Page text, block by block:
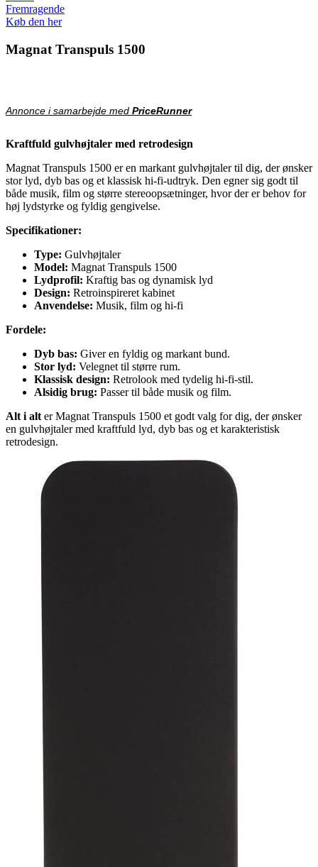
Fremragende
Køb den her
Magnat Transpuls 1500
Annonce i samarbejde med PriceRunner
Kraftfuld gulvhøjtaler med retrodesign
Magnat Transpuls 1500 er en markant gulvhøjtaler til dig, der ønsker
stor lyd, dyb bas og et klassisk hi-fi-udtryk. Den egner sig godt til
både musik, film og større stereoopsætninger, hvor der er behov for
høj lydstyrke og fyldig gengivelse.
Specifikationer:
Type: Gulvhøjtaler
Model: Magnat Transpuls 1500
Lydprofil: Kraftig bas og dynamisk lyd
Design: Retroinspireret kabinet
Anvendelse: Musik, film og hi-fi
Fordele:
Dyb bas: Giver en fyldig og markant bund.
Stor lyd: Velegnet til større rum.
Klassisk design: Retrolook med tydelig hi-fi-stil.
Alsidig brug: Passer til både musik og film.
Alt i alt er Magnat Transpuls 1500 et godt valg for dig, der ønsker
en gulvhøjtaler med kraftfuld lyd, dyb bas og et karakteristisk
retrodesign.